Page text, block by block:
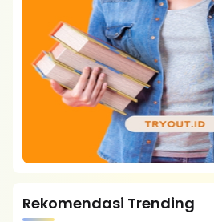
Rekomendasi Trending